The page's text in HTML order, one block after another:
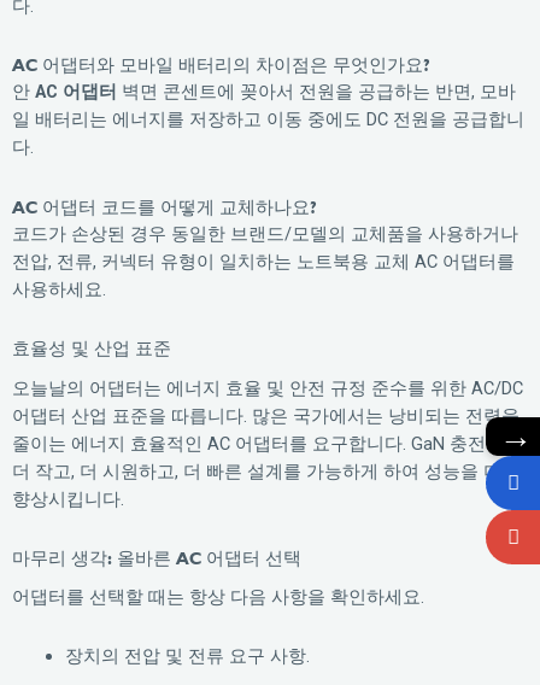
다.
AC 어댑터와 모바일 배터리의 차이점은 무엇인가요?
안 AC 어댑터 벽면 콘센트에 꽂아서 전원을 공급하는 반면, 모바
일 배터리는 에너지를 저장하고 이동 중에도 DC 전원을 공급합니
다.
AC 어댑터 코드를 어떻게 교체하나요?
코드가 손상된 경우 동일한 브랜드/모델의 교체품을 사용하거나
전압, 전류, 커넥터 유형이 일치하는 노트북용 교체 AC 어댑터를
사용하세요.
효율성 및 산업 표준
오늘날의 어댑터는 에너지 효율 및 안전 규정 준수를 위한 AC/DC
어댑터 산업 표준을 따릅니다. 많은 국가에서는 낭비되는 전력을
줄이는 에너지 효율적인 AC 어댑터를 요구합니다. GaN 충전기는
더 작고, 더 시원하고, 더 빠른 설계를 가능하게 하여 성능을 더욱
향상시킵니다.
마무리 생각: 올바른 AC 어댑터 선택
어댑터를 선택할 때는 항상 다음 사항을 확인하세요.
장치의 전압 및 전류 요구 사항.
→